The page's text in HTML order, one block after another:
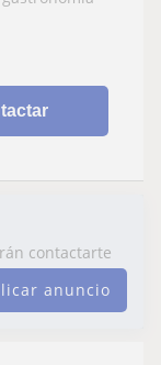
contactarte
anuncio